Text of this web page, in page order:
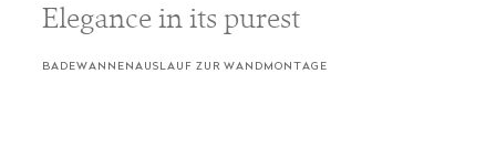
Elegance in its purest
BADEWANNENAUSLAUF ZUR WANDMONTAGE